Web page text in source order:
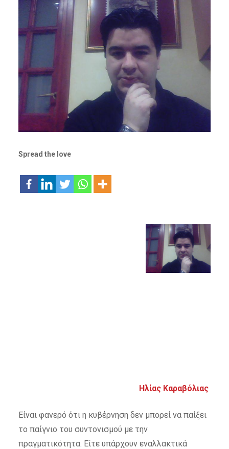
Spread the love
Ηλίας Καραβόλιας
Είναι φανερό ότι η κυβέρνηση δεν μπορεί να παίξει
το παίγνιο του συντονισμού με την
πραγματικότητα. Είτε υπάρχουν εναλλακτικά